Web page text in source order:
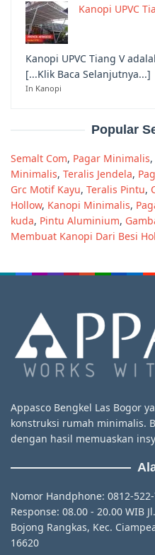
Kanopi UPVC
Kanopi UPVC Tiang V
[...Klik Baca Selanjutnya...]
In Kanopi
Popular
Semalt Com, Pagar Minimalis,
Minimalis, Teralis Jendela,
Grc Motif Kayu, Teralis Pintu,
Hollow, Kanopi Minimalis,
kuda, Pintu Aluminium,
Membuat Kanopi Dari Besi
Appasco Bengkel Las Bogor
konstruksi rumah minimalis.
dengan hasil memuaskan
Nomor Handphone: 0812-
Response: 08.00 - 20.00 WIB
Bojong Rangkas, Kec.
16620